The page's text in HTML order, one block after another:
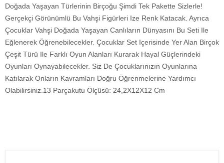
Doğada Yaşayan Türlerinin Birçoğu Şimdi Tek Pakette Sizlerle!
Gerçekçi Görünümlü Bu Vahşi Figürleri Ize Renk Katacak. Ayrıca
Çocuklar Vahşi Doğada Yaşayan Canlıların Dünyasını Bu Seti Ile
Eğlenerek Öğrenebilecekler. Çocuklar Set Içerisinde Yer Alan Birçok
Çeşit Türü Ile Farklı Oyun Alanları Kurarak Hayal Güçlerindeki
Oyunları Oynayabilecekler. Siz De Çocuklarınızın Oyunlarına
Katılarak Onların Kavramları Doğru Öğrenmelerine Yardımcı
Olabilirsiniz.13 Parçakutu Ölçüsü: 24,2X12X12 Cm